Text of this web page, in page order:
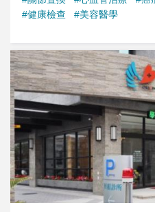
#健康檢查
#美容醫學